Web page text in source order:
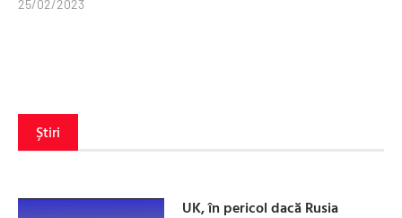
25/02/2023
Știri
UK, în pericol dacă Rusia